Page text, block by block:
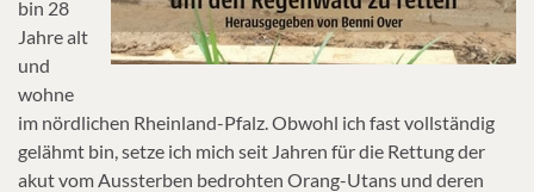
bin 28
Jahre alt
und
wohne
im nördlichen Rheinland-Pfalz. Obwohl ich fast vollständig
gelähmt bin, setze ich mich seit Jahren für die Rettung der
akut vom Aussterben bedrohten Orang-Utans und deren